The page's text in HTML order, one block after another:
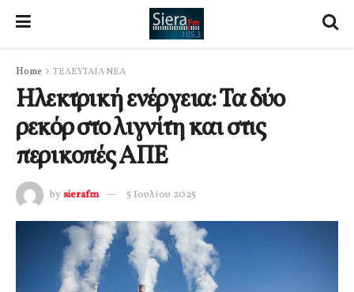
Home ΤΕΛΕΥΤΑΙΑ ΝΕΑ
Ηλεκτρική ενέργεια: Τα δύο
ρεκόρ στο λιγνίτη και στις
περικοπές ΑΠΕ
by sierafm 5 Ιουλίου 2025